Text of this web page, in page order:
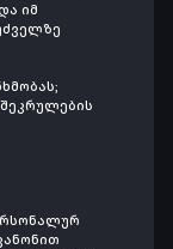
იმ